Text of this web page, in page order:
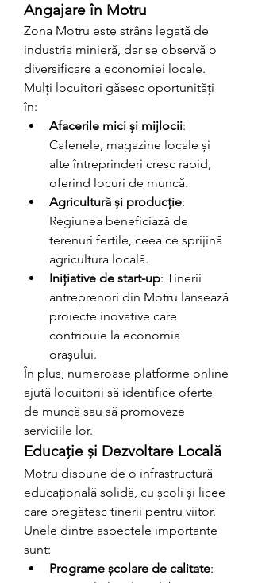
Angajare în Motru
Zona Motru este strâns legată de
industria minieră, dar se observă o
diversificare a economiei locale.
Mulți locuitori găsesc oportunități
în:
Afacerile mici și mijlocii:
Cafenele, magazine locale și
alte întreprinderi cresc rapid,
oferind locuri de muncă.
Agricultură și producție:
Regiunea beneficiază de
terenuri fertile, ceea ce sprijină
agricultura locală.
Inițiative de start-up: Tinerii
antreprenori din Motru lansează
proiecte inovative care
contribuie la economia
orașului.
În plus, numeroase platforme online
ajută locuitorii să identifice oferte
de muncă sau să promoveze
serviciile lor.
Educație și Dezvoltare Locală
Motru dispune de o infrastructură
educațională solidă, cu școli și licee
care pregătesc tinerii pentru viitor.
Unele dintre aspectele importante
sunt:
Programe școlare de calitate: